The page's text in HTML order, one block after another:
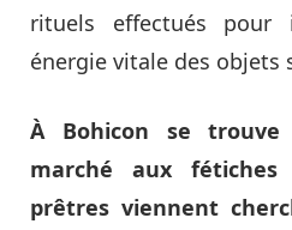
rituels effectués pour
énergie vitale des objets
À Bohicon se
marché aux
prêtres viennent